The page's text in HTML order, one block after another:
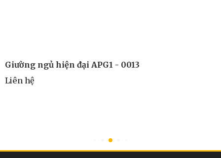
Giường ngủ hiện đại APG1 - 0013
Liên hệ